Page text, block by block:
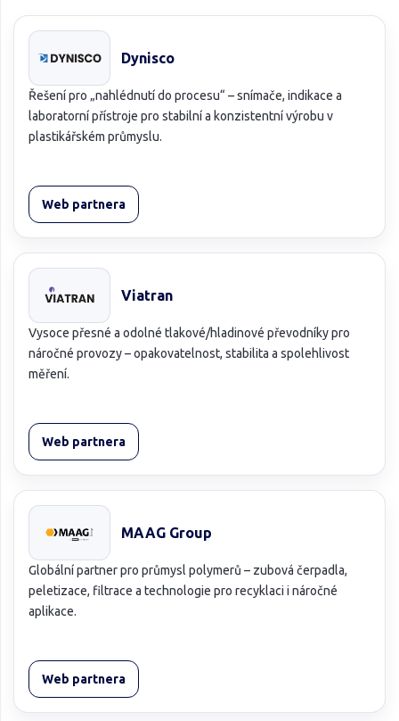
Dynisco
Řešení pro „nahlédnutí do procesu“ – snímače, indikace a
laboratorní přístroje pro stabilní a konzistentní výrobu v
plastikářském průmyslu.
Web partnera
Viatran
Vysoce přesné a odolné tlakové/hladinové převodníky pro
náročné provozy – opakovatelnost, stabilita a spolehlivost
měření.
Web partnera
MAAG Group
Globální partner pro průmysl polymerů – zubová čerpadla,
peletizace, filtrace a technologie pro recyklaci i náročné
aplikace.
Web partnera